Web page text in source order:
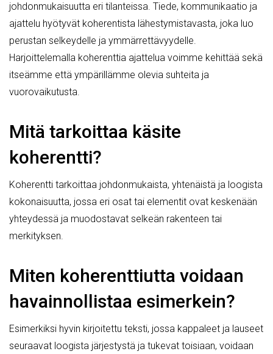
johdonmukaisuutta eri tilanteissa. Tiede, kommunikaatio ja
ajattelu hyötyvät koherentista lähestymistavasta, joka luo
perustan selkeydelle ja ymmärrettävyydelle.
Harjoittelemalla koherenttia ajattelua voimme kehittää sekä
itseämme että ympärillämme olevia suhteita ja
vuorovaikutusta.
Mitä tarkoittaa käsite
koherentti?
Koherentti tarkoittaa johdonmukaista, yhtenäistä ja loogista
kokonaisuutta, jossa eri osat tai elementit ovat keskenään
yhteydessä ja muodostavat selkeän rakenteen tai
merkityksen.
Miten koherenttiutta voidaan
havainnollistaa esimerkein?
Esimerkiksi hyvin kirjoitettu teksti, jossa kappaleet ja lauseet
seuraavat loogista järjestystä ja tukevat toisiaan, voidaan